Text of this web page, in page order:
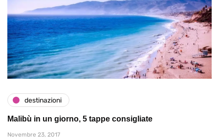
destinazioni
Malibù in un giorno, 5 tappe consigliate
Novembre 23, 2017